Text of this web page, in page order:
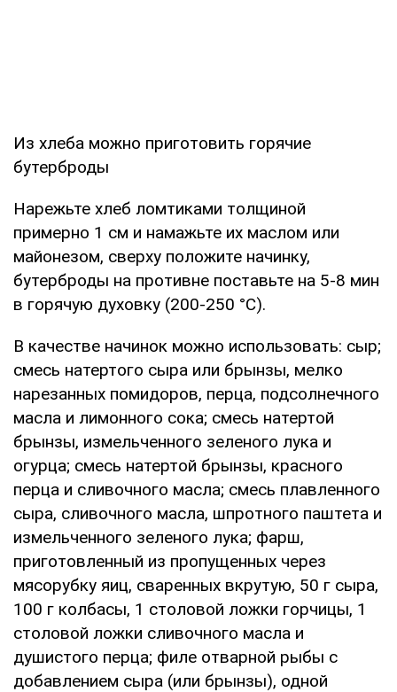
Из хлеба можно приготовить горячие
бутерброды
Нарежьте хлеб ломтиками толщиной
примерно 1 см и намажьте их маслом или
майонезом, сверху положите начинку,
бутерброды на противне поставьте на 5-8 мин
в горячую духовку (200-250 °С).
В качестве начинок можно использовать: сыр;
смесь натертого сыра или брынзы, мелко
нарезанных помидоров, перца, подсолнечного
масла и лимонного сока; смесь натертой
брынзы, измельченного зеленого лука и
огурца; смесь натертой брынзы, красного
перца и сливочного масла; смесь плавленного
сыра, сливочного масла, шпротного паштета и
измельченного зеленого лука; фарш,
приготовленный из пропущенных через
мясорубку яиц, сваренных вкрутую, 50 г сыра,
100 г колбасы, 1 столовой ложки горчицы, 1
столовой ложки сливочного масла и
душистого перца; филе отварной рыбы с
добавлением сыра (или брынзы), одной